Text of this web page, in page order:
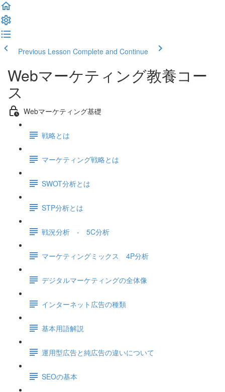
Previous Lesson Complete and Continue
Webマーケティング教養コー
ス
Webマーケティング基礎
戦略とは
マーケティング戦略とは
SWOT分析とは
STP分析とは
戦況分析 - 5C分析
マーケティングミックス 4P分析
デジタルマーケティングの全体像
インターネット広告の種類
基本用語解説
運用型広告と純広告の違いについて
SEOの基本